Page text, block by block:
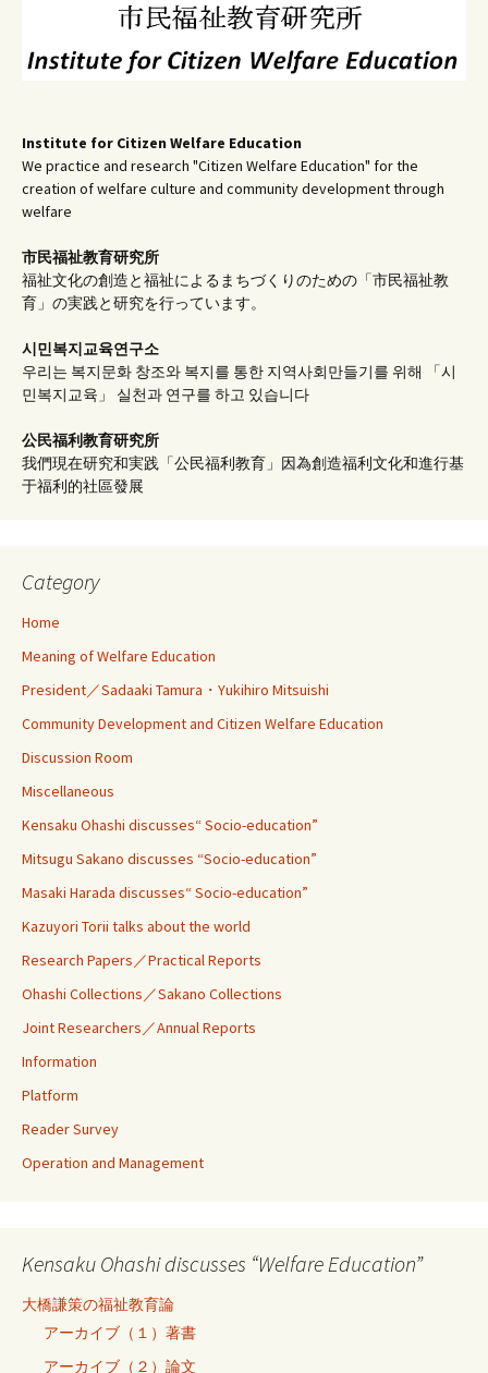
Institute for Citizen Welfare Education
We practice and research "Citizen Welfare Education" for the
creation of welfare culture and community development through
welfare
市民福祉教育研究所
福祉文化の創造と福祉によるまちづくりのための「市民福祉教
育」の実践と研究を行っています。
시민복지교육연구소
우리는 복지문화 창조와 복지를 통한 지역사회만들기를 위해 「시
민복지교육」 실천과 연구를 하고 있습니다
公民福利教育研究所
我們現在研究和実践「公民福利教育」因為創造福利文化和進行基
于福利的社區發展
Category
Home
Meaning of Welfare Education
President／Sadaaki Tamura・Yukihiro Mitsuishi
Community Development and Citizen Welfare Education
Discussion Room
Miscellaneous
Kensaku Ohashi discusses“ Socio-education”
Mitsugu Sakano discusses “Socio-education”
Masaki Harada discusses“ Socio-education”
Kazuyori Torii talks about the world
Research Papers／Practical Reports
Ohashi Collections／Sakano Collections
Joint Researchers／Annual Reports
Information
Platform
Reader Survey
Operation and Management
Kensaku Ohashi discusses “Welfare Education”
大橋謙策の福祉教育論
アーカイブ（１）著書
アーカイブ（２）論文